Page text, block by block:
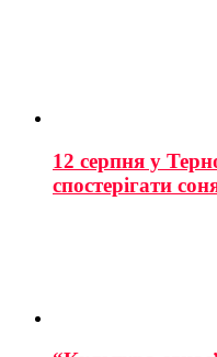
12 серпня у
спостерігати